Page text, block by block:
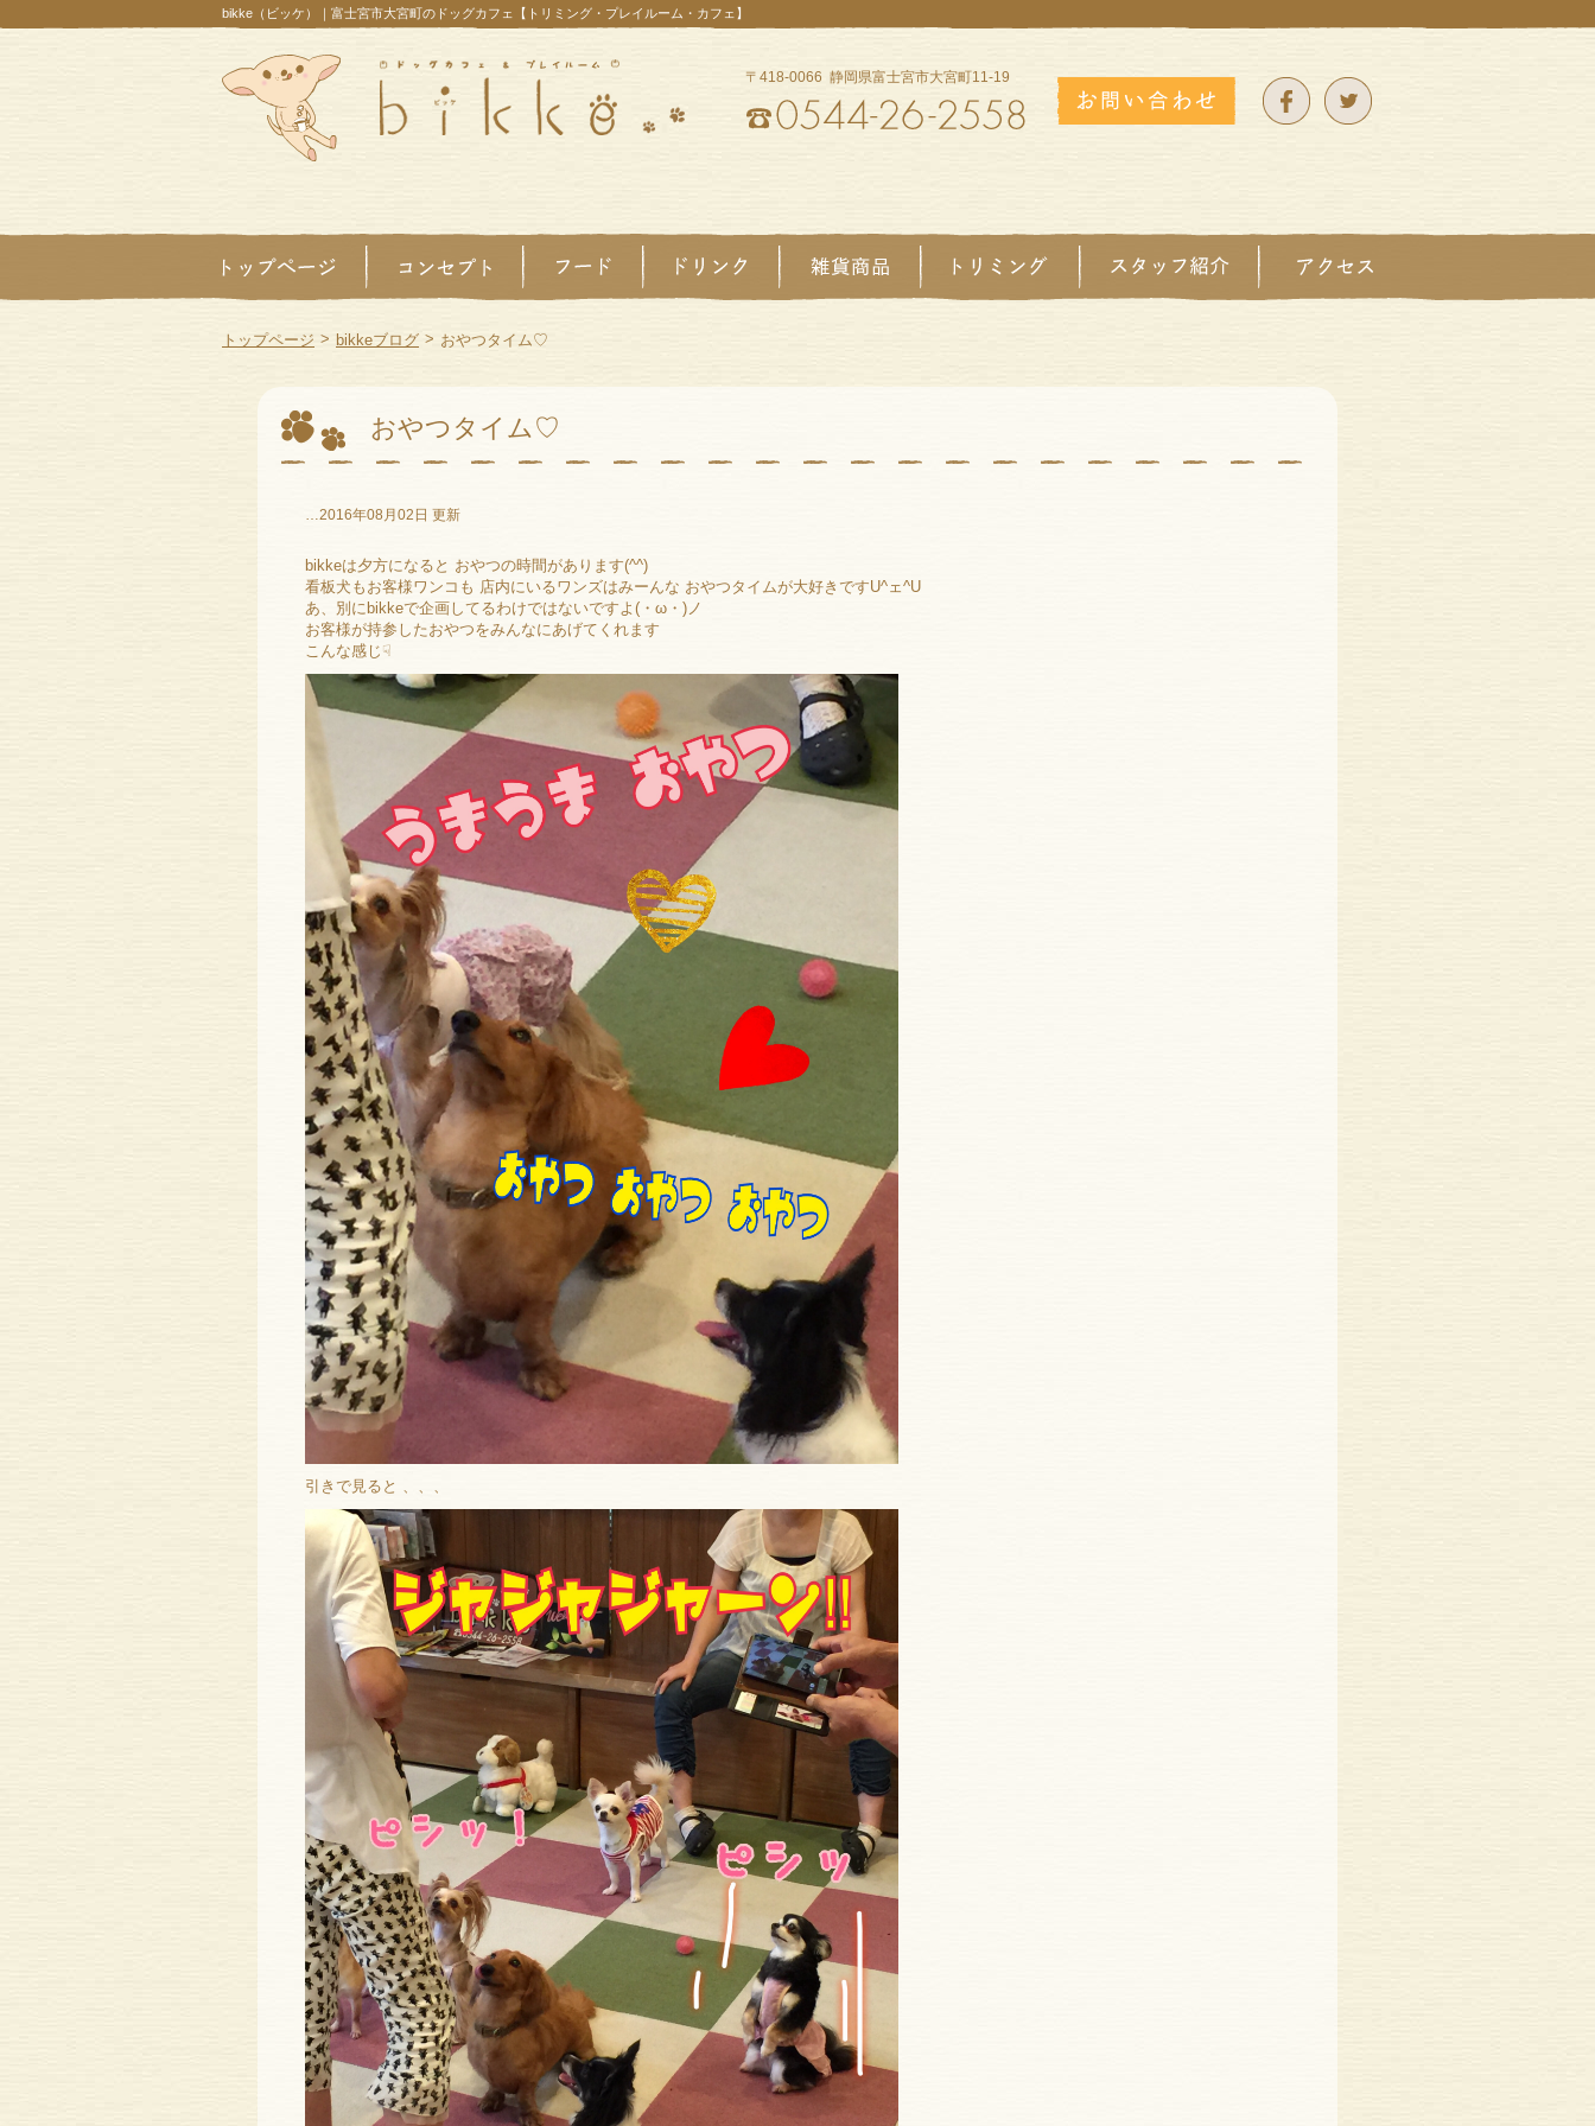
bikke（ビッケ）｜富士宮市大宮町のドッグカフェ【トリミング・プレイルーム・カフェ】
〒418-0066 静岡県富士宮市大宮町11-19
トップページ > bikkeブログ > おやつタイム♡
おやつタイム♡
…2016年08月02日 更新
bikkeは夕方になると おやつの時間があります(^^)
看板犬もお客様ワンコも 店内にいるワンズはみーんな おやつタイムが大好きですU^ェ^U
あ、別にbikkeで企画してるわけではないですよ(・ω・)ノ
お客様が持参したおやつをみんなにあげてくれます
こんな感じ☟
引きで見ると 、、、